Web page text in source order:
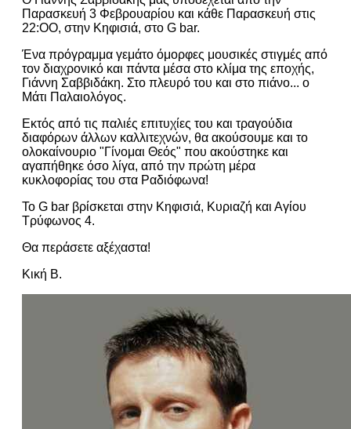
Παρασκευή 3 Φεβρουαρίου και κάθε Παρασκευή στις
22:ΟΟ, στην Κηφισιά, στο G bar.
Ένα πρόγραμμα γεμάτο όμορφες μουσικές στιγμές από
τον διαχρονικό και πάντα μέσα στο κλίμα της εποχής,
Γιάννη Σαββιδάκη. Στο πλευρό του και στο πιάνο... ο
Μάτι Παλαιολόγος.
Εκτός από τις παλιές επιτυχίες του και τραγούδια
διαφόρων άλλων καλλιτεχνών, θα ακούσουμε και το
ολοκαίνουριο "Γίνομαι Θεός" που ακούστηκε και
αγαπήθηκε όσο λίγα, από την πρώτη μέρα
κυκλοφορίας του στα Ραδιόφωνα!
Το G bar βρίσκεται στην Κηφισιά, Κυριαζή και Αγίου
Τρύφωνος 4.
Θα περάσετε αξέχαστα!
Κική Β.